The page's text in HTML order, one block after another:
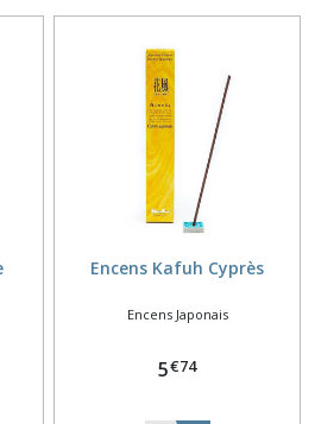
Encens Kafuh Cyprès
Encens Japonais
5€74